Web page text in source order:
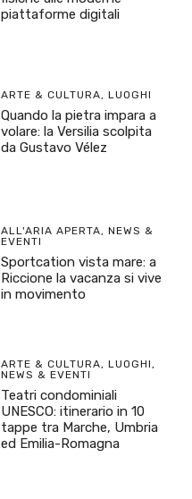
piattaforme digitali
ARTE & CULTURA, LUOGHI
Quando la pietra impara a
volare: la Versilia scolpita
da Gustavo Vélez
ALL'ARIA APERTA, NEWS &
EVENTI
Sportcation vista mare: a
Riccione la vacanza si vive
in movimento
ARTE & CULTURA, LUOGHI ,
NEWS & EVENTI
Teatri condominiali
UNESCO: itinerario in 10
tappe tra Marche, Umbria
ed Emilia-Romagna